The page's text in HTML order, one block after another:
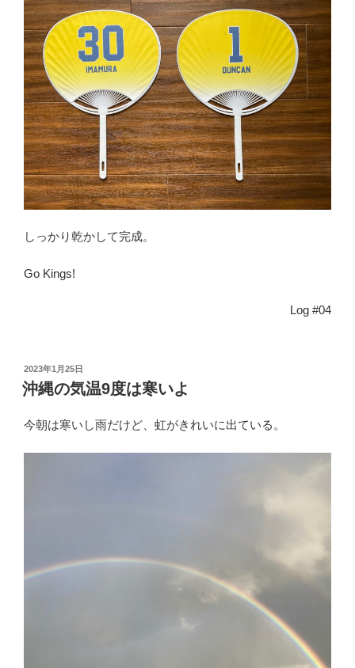
しっかり乾かして完成。
Go Kings!
Log #04
投
稿
日:
2023年1月25日
沖縄の気温9度は寒いよ
今朝は寒いし雨だけど、虹がきれいに出ている。